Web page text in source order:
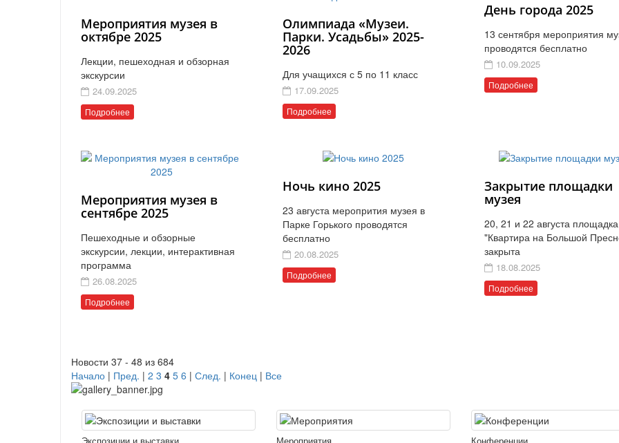
Мероприятия музея в
октябре 2025
Лекции, пешеходная и обзорная
экскурсии
24.09.2025
Подробнее
Олимпиада «Музеи.
Парки. Усадьбы» 2025-
2026
Для учащихся с 5 по 11 класс
17.09.2025
Подробнее
День города 2025
13 сентября мероприятия
проводятся бесплатно
10.09.2025
Подробнее
Мероприятия музея в
сентябре 2025
Пешеходные и обзорные
экскурсии, лекции, интерактивная
программа
26.08.2025
Подробнее
Ночь кино 2025
23 августа меропрития музея в
Парке Горького проводятся
бесплатно
20.08.2025
Подробнее
Закрытие площадки
музея
20, 21 и 22 августа площадка
"Квартира на Большой
закрыта
18.08.2025
Подробнее
Новости 37 - 48 из 684
Начало | Пред. | 2 3 4 5 6 | След. | Конец | Все